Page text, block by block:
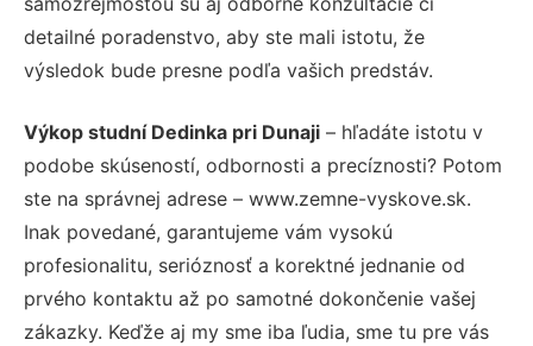
detailné poradenstvo, aby ste mali istotu, že
výsledok bude presne podľa vašich predstáv.
Výkop studní Dedinka pri Dunaji – hľadáte istotu v
podobe skúseností, odbornosti a precíznosti? Potom
ste na správnej adrese – www.zemne-vyskove.sk.
Inak povedané, garantujeme vám vysokú
profesionalitu, serióznosť a korektné jednanie od
prvého kontaktu až po samotné dokončenie vašej
zákazky. Keďže aj my sme iba ľudia, sme tu pre vás